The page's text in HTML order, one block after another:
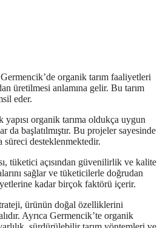
organik tarım faaliyetleri
üretilmesi anlamına gelir. Bu tarım
eder.
organik tarıma oldukça uygun
da başlatılmıştır. Bu projeler sayesinde
süreci desteklenmektedir.
tüketici açısından güvenilirlik ve kalite
sağlar ve tüketicilerle doğrudan
kadar birçok faktörü içerir.
ürünün doğal özelliklerini
Ayrıca Germencik’te organik